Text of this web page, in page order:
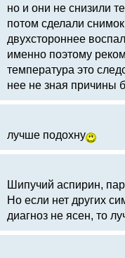
но и они не снизили
потом сделали
двухстороннее
именно поэтому
температура это
нее не зная причины
лучше подохну
Шипучий аспирин,
Но если нет других
диагноз не ясен, то